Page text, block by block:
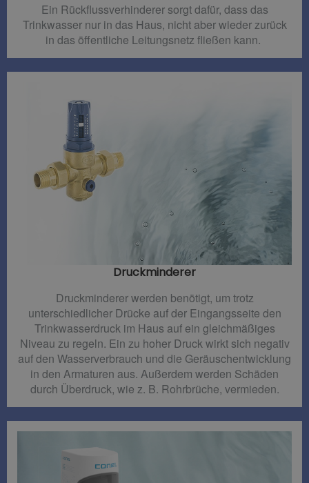
Ein Rückflussverhinderer sorgt dafür, dass das
Trinkwasser nur in das Haus, nicht aber wieder zurück
in das öffentliche Leitungsnetz fließen kann.
Druckminderer​
Druckminderer werden benötigt, um trotz
unterschiedlicher Drücke auf der Eingangsseite den
Trinkwasserdruck im Haus auf ein gleichmäßiges
Niveau zu regeln. Ein zu hoher Druck wirkt sich negativ
auf den Wasserverbrauch und die Geräuschentwicklung
in den Armaturen aus. Außerdem werden Schäden
durch Überdruck, wie z. B. Rohrbrüche, vermieden.